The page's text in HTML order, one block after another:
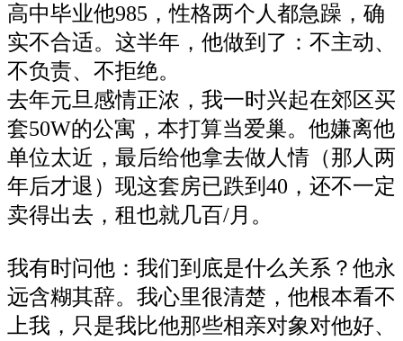
高中毕业他985，性格两个人都急躁，确
实不合适。这半年，他做到了：不主动、
不负责、不拒绝。
去年元旦感情正浓，我一时兴起在郊区买
套50W的公寓，本打算当爱巢。他嫌离他
单位太近，最后给他拿去做人情（那人两
年后才退）现这套房已跌到40，还不一定
卖得出去，租也就几百/月。
我有时问他：我们到底是什么关系？他永
远含糊其辞。我心里很清楚，他根本看不
上我，只是我比他那些相亲对象对他好、